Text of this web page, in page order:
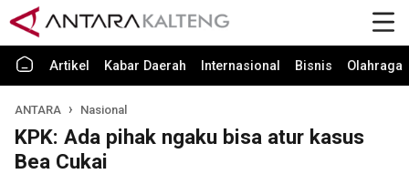
Artikel Kabar Daerah Internasional Bisnis Olahraga
ANTARA Nasional
KPK: Ada pihak ngaku bisa atur kasus
Bea Cukai